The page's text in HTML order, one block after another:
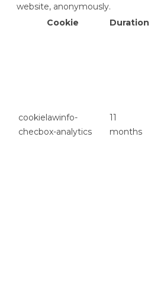
website, anonymously.
Cookie
Duration
cookielawinfo-
checbox-analytics
11
months